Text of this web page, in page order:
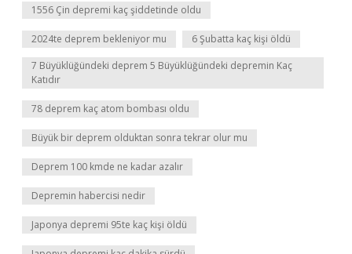
1556 Çin depremi kaç şiddetinde oldu
2024te deprem bekleniyor mu
6 Şubatta kaç kişi öldü
7 Büyüklüğündeki deprem 5 Büyüklüğündeki depremin Kaç
Katıdır
78 deprem kaç atom bombası oldu
Büyük bir deprem olduktan sonra tekrar olur mu
Deprem 100 kmde ne kadar azalır
Depremin habercisi nedir
Japonya depremi 95te kaç kişi öldü